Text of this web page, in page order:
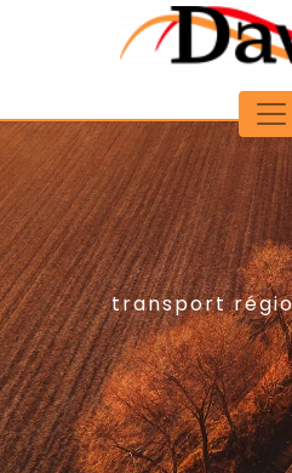
Panneau de gestion des cookies
transport